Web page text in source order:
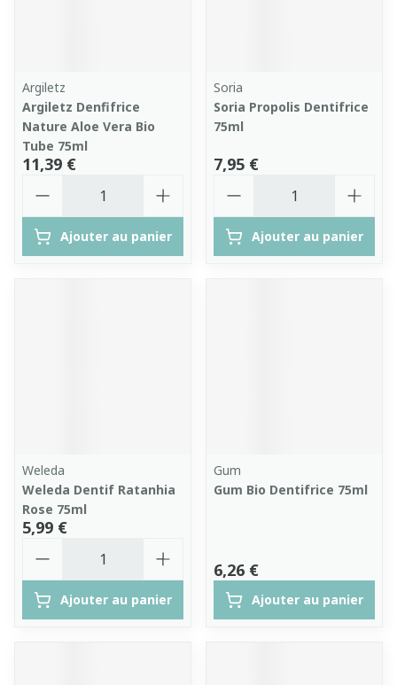
Argiletz
Argiletz Denfifrice
Nature Aloe Vera Bio
Tube 75ml
11,39 €
Ajouter au panier
Soria
Soria Propolis Dentifrice
75ml
7,95 €
Ajouter au panier
Weleda
Weleda Dentif Ratanhia
Rose 75ml
5,99 €
Ajouter au panier
Gum
Gum Bio Dentifrice 75ml
6,26 €
Ajouter au panier